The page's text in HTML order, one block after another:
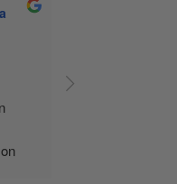
Tilasin inkkarilta netin kautta
sunnuntai iltana musteita
tuli ilmoitus, että lähetys on